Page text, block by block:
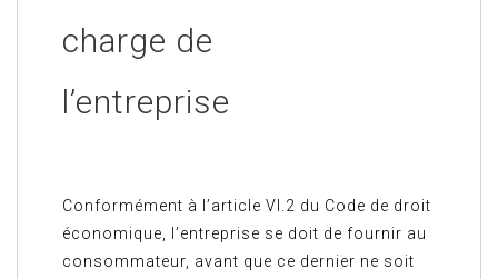
charge de
l’entreprise
Conformément à l’article VI.2 du Code de droit
économique, l’entreprise se doit de fournir au
consommateur, avant que ce dernier ne soit